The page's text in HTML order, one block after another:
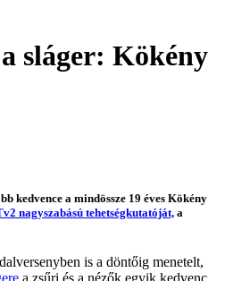
sláger: Kökény
kedvence a mindössze 19 éves Kökény
nagyszabású tehetségkutatóját, a
is a döntőig menetelt,
a zsűri és a nézők egyik kedvenc